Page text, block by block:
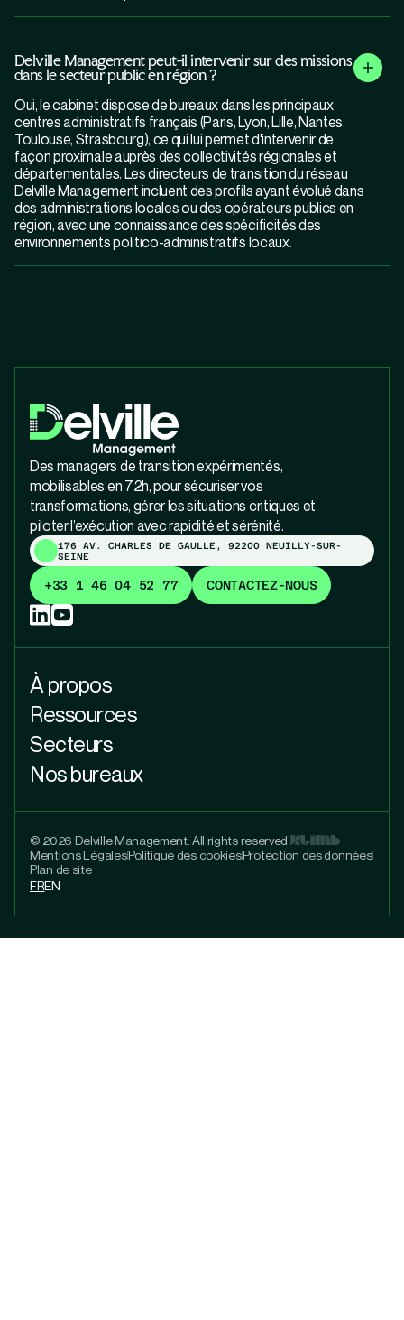
Delville Management peut-il intervenir sur des missions
dans le secteur public en région ?
Oui, le cabinet dispose de bureaux dans les principaux
centres administratifs français (Paris, Lyon, Lille, Nantes,
Toulouse, Strasbourg), ce qui lui permet d'intervenir de
façon proximale auprès des collectivités régionales et
départementales. Les directeurs de transition du réseau
Delville Management incluent des profils ayant évolué dans
des administrations locales ou des opérateurs publics en
région, avec une connaissance des spécificités des
environnements politico-administratifs locaux.
Des managers de transition expérimentés,
mobilisables en 72h, pour sécuriser vos
transformations, gérer les situations critiques et
piloter l’exécution avec rapidité et sérénité.
176 AV. CHARLES DE GAULLE, 92200 NEUILLY-SUR-
SEINE
+33 1 46 04 52 77 CONTACTEZ-NOUS
À propos
Ressources
Secteurs
Nos bureaux
© 2026 Delville Management. All rights reserved.
Mentions LégalesPolitique des cookiesProtection des données
Plan de site
FREN